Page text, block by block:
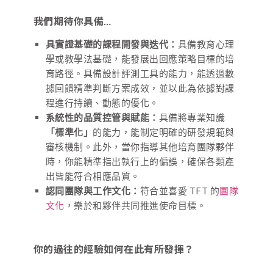
我們期待你具備…
具實證基礎的課程開發與迭代： 具備教育心理
學或教學法基礎，能發展出回應策略目標的培
育路徑。具備設計評測工具的能力，能透過數
據回饋精準判斷方案成效，並以此為依據對課
程進行持續、動態的優化。
系統性的品質控管與賦能： 具備將專業知識
「標準化」 的能力，能制定明確的研發規範與
審核機制。此外，當你指導其他培育團隊夥伴
時，你能精準指出執行上的偏誤，確保各類產
出皆能符合相應品質。
認同團隊與工作文化： 符合並喜愛 TFT 的團隊
文化 ，樂於和夥伴共同推進使命目標。
你的過往的經驗如何在此有所發揮？